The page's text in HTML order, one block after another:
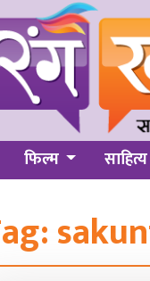
फिल्म साहित्य